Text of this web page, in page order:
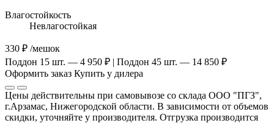
Влагостойкость
Невлагостойкая
330 ₽ /мешок
Поддон 15 шт. — 4 950 ₽ | Поддон 45 шт. — 14 850 ₽
Оформить заказ Купить у дилера
Цены действительны при самовывозе со склада ООО "ПГЗ",
г.Арзамас, Нижегородской области. В зависимости от объемов
скидки, уточняйте у производителя. Отгрузка производится